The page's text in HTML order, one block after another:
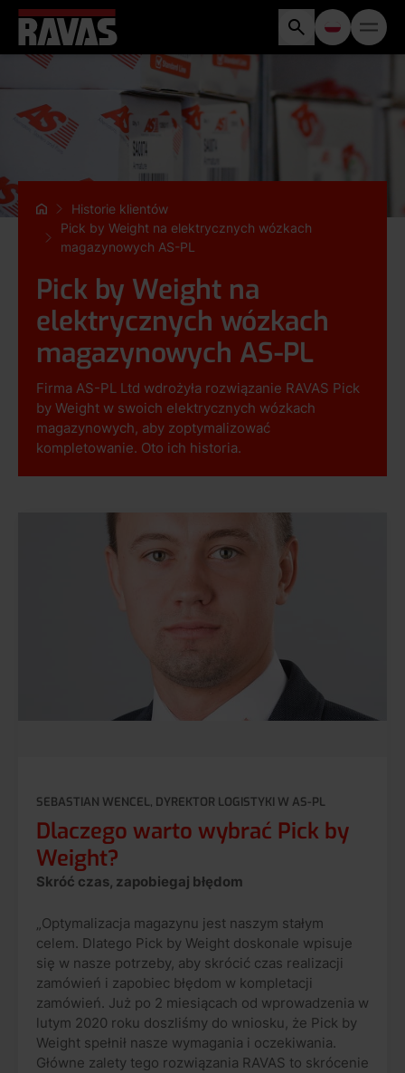
Historie klientów
Pick by Weight na elektrycznych wózkach
magazynowych AS-PL
Pick by Weight na
elektrycznych wózkach
magazynowych AS-PL
Firma AS-PL Ltd wdrożyła rozwiązanie RAVAS Pick
by Weight w swoich elektrycznych wózkach
magazynowych, aby zoptymalizować
kompletowanie. Oto ich historia.
SEBASTIAN WENCEL, DYREKTOR LOGISTYKI W AS-PL
Dlaczego warto wybrać Pick by
Weight?
Skróć czas, zapobiegaj błędom
„Optymalizacja magazynu jest naszym stałym
celem. Dlatego Pick by Weight doskonale wpisuje
się w nasze potrzeby, aby skrócić czas realizacji
zamówień i zapobiec błędom w kompletacji
zamówień. Już po 2 miesiącach od wprowadzenia w
lutym 2020 roku doszliśmy do wniosku, że Pick by
Weight spełnił nasze wymagania i oczekiwania.
Główne zalety tego rozwiązania RAVAS to skrócenie